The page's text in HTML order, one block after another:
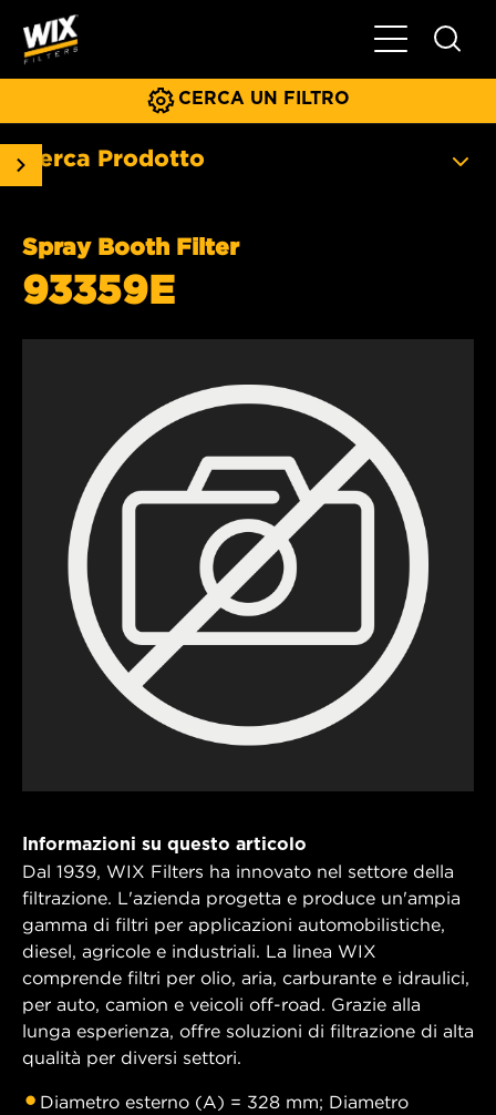
Menu
CERCA UN FILTRO
Cerca Prodotto
Spray Booth Filter
93359E
Informazioni su questo articolo
Dal 1939, WIX Filters ha innovato nel settore della
filtrazione. L'azienda progetta e produce un'ampia
gamma di filtri per applicazioni automobilistiche,
diesel, agricole e industriali. La linea WIX
comprende filtri per olio, aria, carburante e idraulici,
per auto, camion e veicoli off-road. Grazie alla
lunga esperienza, offre soluzioni di filtrazione di alta
qualità per diversi settori.
Diametro esterno (A) = 328 mm; Diametro